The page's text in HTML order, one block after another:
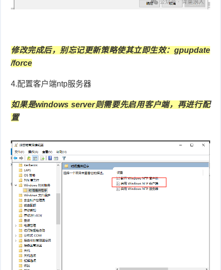
修改完成后，别忘记更新策略使其立即生效：gpupdate
/force
4.配置客户端ntp服务器
如果是windows server则需要先启用客户端，再进行配
置